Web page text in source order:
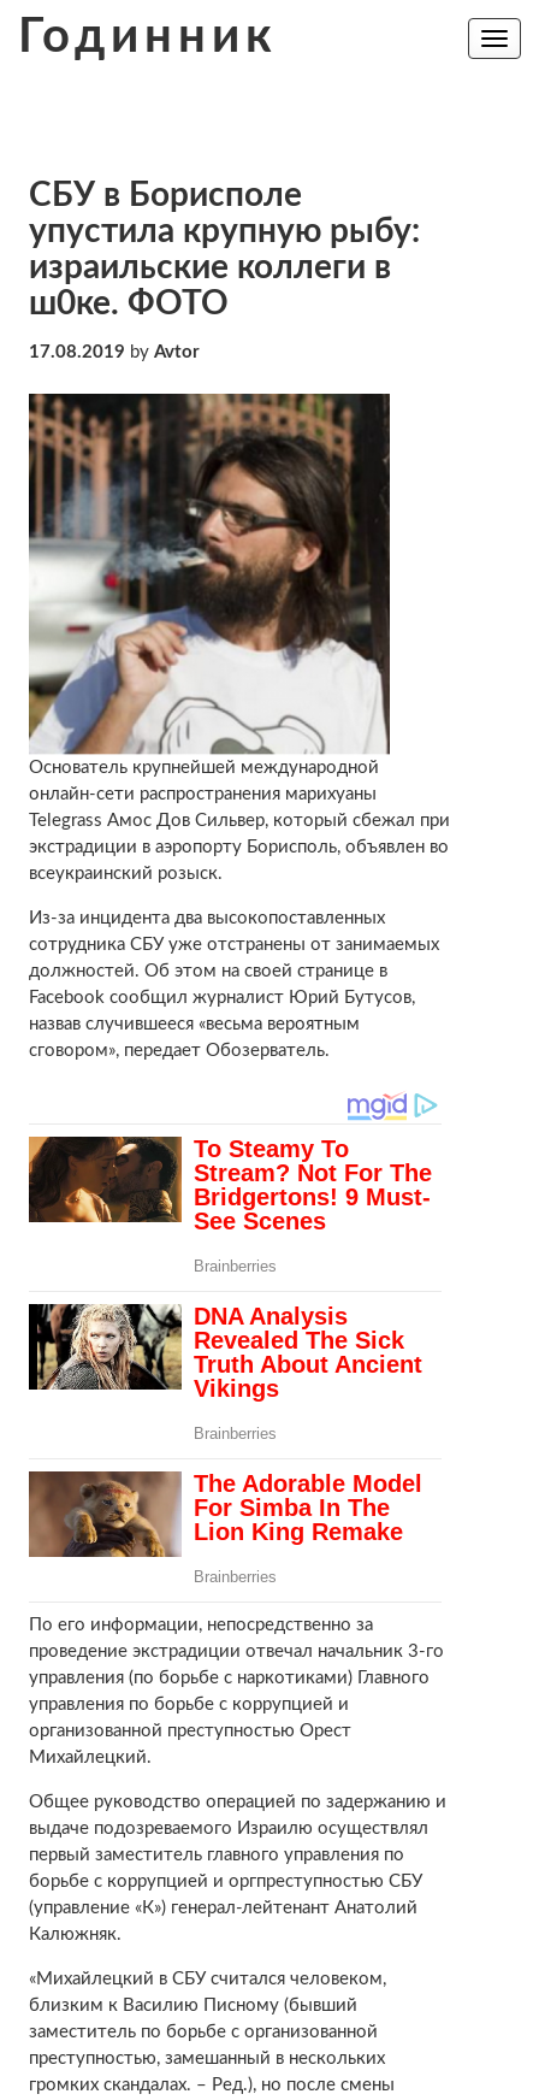
Годинник
Toggle
СБУ в Борисполе
упустила крупную рыбу:
израильские коллеги в
ш0ке. ФОТО
17.08.2019 by Avtor
Основатель крупнейшей международной
онлайн-сети распространения марихуаны
Telegrass Амос Дов Сильвер, который сбежал при
экстрадиции в аэропорту Борисполь, объявлен во
всеукраинский розыск.
Из-за инцидента два высокопоставленных
сотрудника СБУ уже отстранены от занимаемых
должностей. Об этом на своей странице в
Facebook сообщил журналист Юрий Бутусов,
назвав случившееся «весьма вероятным
сговором», передает Обозерватель.
По его информации, непосредственно за
проведение экстрадиции отвечал начальник 3-го
управления (по борьбе с наркотиками) Главного
управления по борьбе с коррупцией и
организованной преступностью Орест
Михайлецкий.
Общее руководство операцией по задержанию и
выдаче подозреваемого Израилю осуществлял
первый заместитель главного управления по
борьбе с коррупцией и оргпреступностью СБУ
(управление «К») генерал-лейтенант Анатолий
Калюжняк.
«Михайлецкий в СБУ считался человеком,
близким к Василию Писному (бывший
заместитель по борьбе с организованной
преступностью, замешанный в нескольких
громких скандалах. – Ред.), но после смены